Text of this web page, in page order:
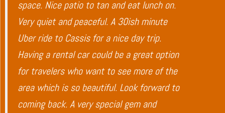
space. Nice patio to tan and eat lunch on.
Very quiet and peaceful. A 30ish minute
Uber ride to Cassis for a nice day trip.
Having a rental car could be a great option
for travelers who want to see more of the
area which is so beautiful. Look forward to
coming back. A very special gem and